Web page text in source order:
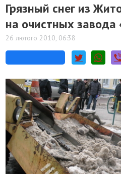
Грязный снег из
на очистных завода
26 лютого 2010, 06:38